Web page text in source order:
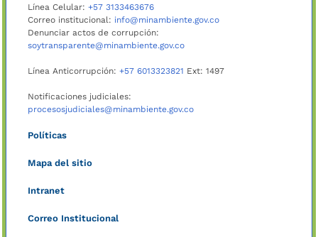
Línea Celular: +57 3133463676
Correo institucional: info@minambiente.gov.co
Denunciar actos de corrupción:
soytransparente@minambiente.gov.co
Línea Anticorrupción: +57 6013323821 Ext: 1497
Notificaciones judiciales:
procesosjudiciales@minambiente.gov.co
Políticas
Mapa del sitio
Intranet
Correo Institucional